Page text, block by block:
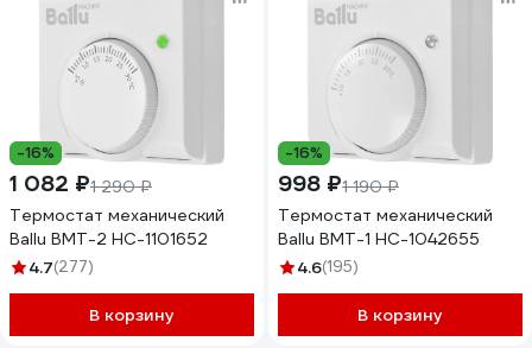
-16%
1 082 ₽1 290 ₽
Термостат механический
Ballu BMT-2 НС-1101652
4.7(277)
В корзину
-16%
998 ₽1 190 ₽
Термостат механический
Ballu BMT-1 НС-1042655
4.6(195)
В корзину